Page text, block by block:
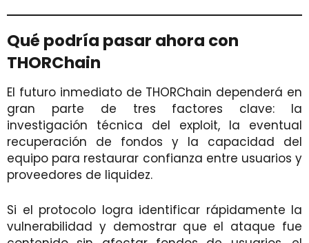
Qué podría pasar ahora con
THORChain
El futuro inmediato de THORChain dependerá en
gran parte de tres factores clave: la
investigación técnica del exploit, la eventual
recuperación de fondos y la capacidad del
equipo para restaurar confianza entre usuarios y
proveedores de liquidez.
Si el protocolo logra identificar rápidamente la
vulnerabilidad y demostrar que el ataque fue